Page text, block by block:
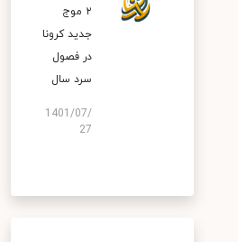
۲ موج
جدید کرونا
در فصول
سرد سال
1401/07/
27